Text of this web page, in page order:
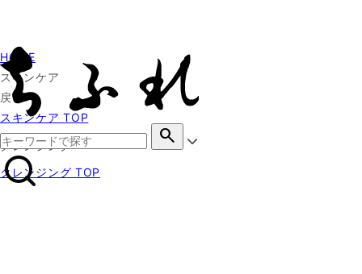
search
HOME
スキンケア
戻る
スキンケア TOP
クレンジング
クレンジング TOP